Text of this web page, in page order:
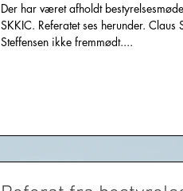
Der har været afholdt
SKKIC. Referatet ses herunder. Claus
Steffensen ikke fremmødt....